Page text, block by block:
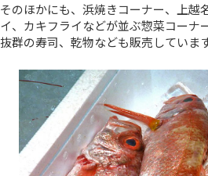
そのほかにも、浜焼きコーナー、上越
イ、カキフライなどが並ぶ惣菜コーナ
抜群の寿司、乾物なども販売しています